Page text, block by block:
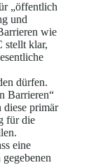
„öffentlich
und
wie
stellt klar,
dürfen.
Barrieren“
diese primär
für die
eine